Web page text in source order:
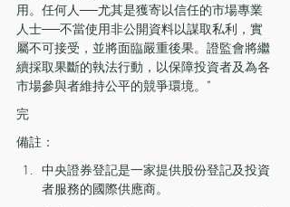
用。任何人──尤其是獲寄以信任的市場專業
人士──不當使用非公開資料以謀取私利，實
屬不可接受，並將面臨嚴重後果。證監會將繼
續採取果斷的執法行動，以保障投資者及為各
市場參與者維持公平的競爭環境。”
完
備註：
中央證券登記是一家提供股份登記及投資
者服務的國際供應商。